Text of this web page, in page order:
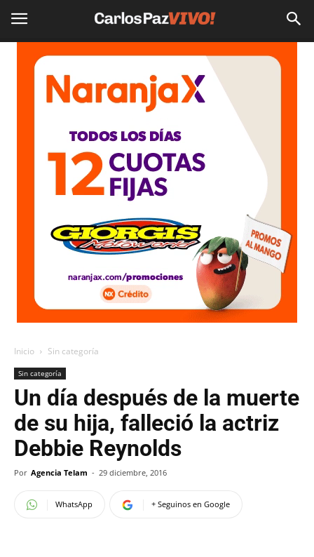
Inicio Sin categoría
Sin categoría
Un día después de la muerte
de su hija, falleció la actriz
Debbie Reynolds
Por Agencia Telam - 29 diciembre, 2016
WhatsApp + Seguinos en Google